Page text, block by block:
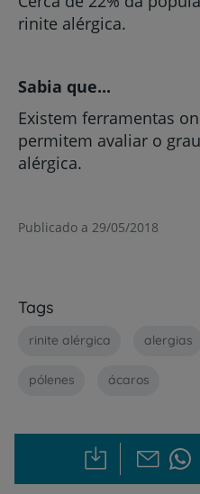
rinite alérgica.
Sabia que...
Existem ferramentas
permitem avaliar o
alérgica.
Publicado a 29/05/2018
Tags
rinite alérgica alergias
pólenes ácaros